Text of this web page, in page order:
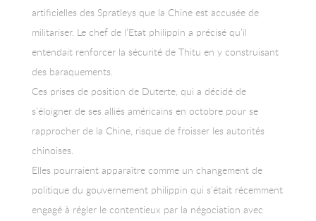
artificielles des Spratleys que la Chine est accusée de
militariser. Le chef de l’Etat philippin a précisé qu’il
entendait renforcer la sécurité de Thitu en y construisant
des baraquements.
Ces prises de position de Duterte, qui a décidé de
s’éloigner de ses alliés américains en octobre pour se
rapprocher de la Chine, risque de froisser les autorités
chinoises.
Elles pourraient apparaître comme un changement de
politique du gouvernement philippin qui s’était récemment
engagé à régler le contentieux par la négociation avec